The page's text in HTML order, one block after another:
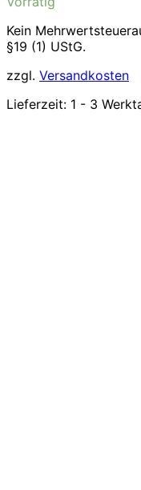
Kein
§19 (1) UStG.
zzgl. Versandkosten
Lieferzeit: 1 - 3